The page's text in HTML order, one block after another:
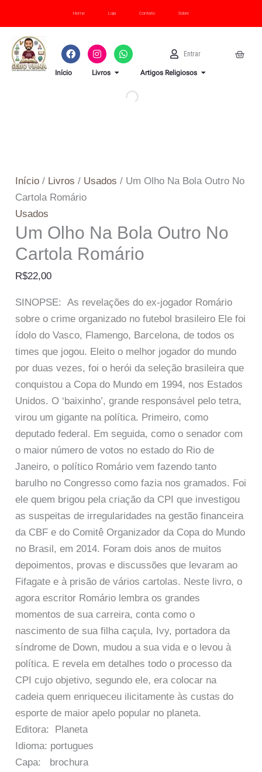
conteúdo
Home Loja Contato Sobre
F
a
e
I
n
t
W
h
a
Entrar
U
s
e
r
Cart
Início Livros OPEN LIVROS
Artigos Religiosos OPEN
Início / Livros / Usados / Um Olho Na Bola Outro No
Cartola Romário
Usados
Um Olho Na Bola Outro No
Cartola Romário
R$22,00
SINOPSE: As revelações do ex-jogador Romário
sobre o crime organizado no futebol brasileiro Ele foi
ídolo do Vasco, Flamengo, Barcelona, de todos os
times que jogou. Eleito o melhor jogador do mundo
por duas vezes, foi o herói da seleção brasileira que
conquistou a Copa do Mundo em 1994, nos Estados
Unidos. O ‘baixinho’, grande responsável pelo tetra,
virou um gigante na política. Primeiro, como
deputado federal. Em seguida, como o senador com
o maior número de votos no estado do Rio de
Janeiro, o político Romário vem fazendo tanto
barulho no Congresso como fazia nos gramados. Foi
ele quem brigou pela criação da CPI que investigou
as suspeitas de irregularidades na gestão financeira
da CBF e do Comitê Organizador da Copa do Mundo
no Brasil, em 2014. Foram dois anos de muitos
depoimentos, provas e discussões que levaram ao
Fifagate e à prisão de vários cartolas. Neste livro, o
agora escritor Romário lembra os grandes
momentos de sua carreira, conta como o
nascimento de sua filha caçula, Ivy, portadora da
síndrome de Down, mudou a sua vida e o levou à
política. E revela em detalhes todo o processo da
CPI cujo objetivo, segundo ele, era colocar na
cadeia quem enriqueceu ilicitamente às custas do
esporte de maior apelo popular no planeta.
Editora: Planeta
Idioma: portugues
Capa: brochura
Na
Bola
Outro